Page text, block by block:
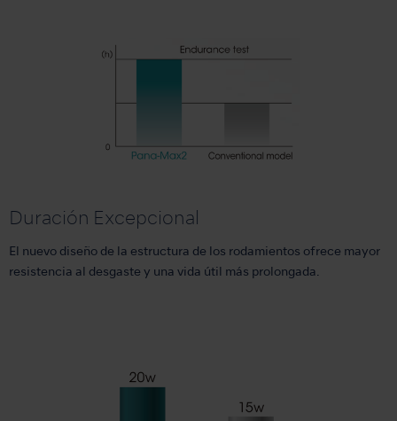
Duración Excepcional
El nuevo diseño de la estructura de los rodamientos ofrece mayor
resistencia al desgaste y una vida útil más prolongada.